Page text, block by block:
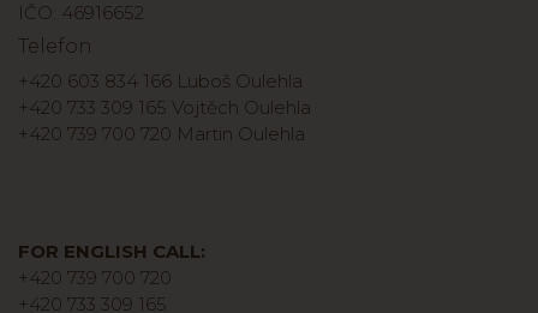
IČO: 46916652
Telefon
+420 603 834 166 Luboš Oulehla
+420 733 309 165 Vojtěch Oulehla
+420 739 700 720 Martin Oulehla
FOR ENGLISH CALL:
+420 739 700 720
+420 733 309 165